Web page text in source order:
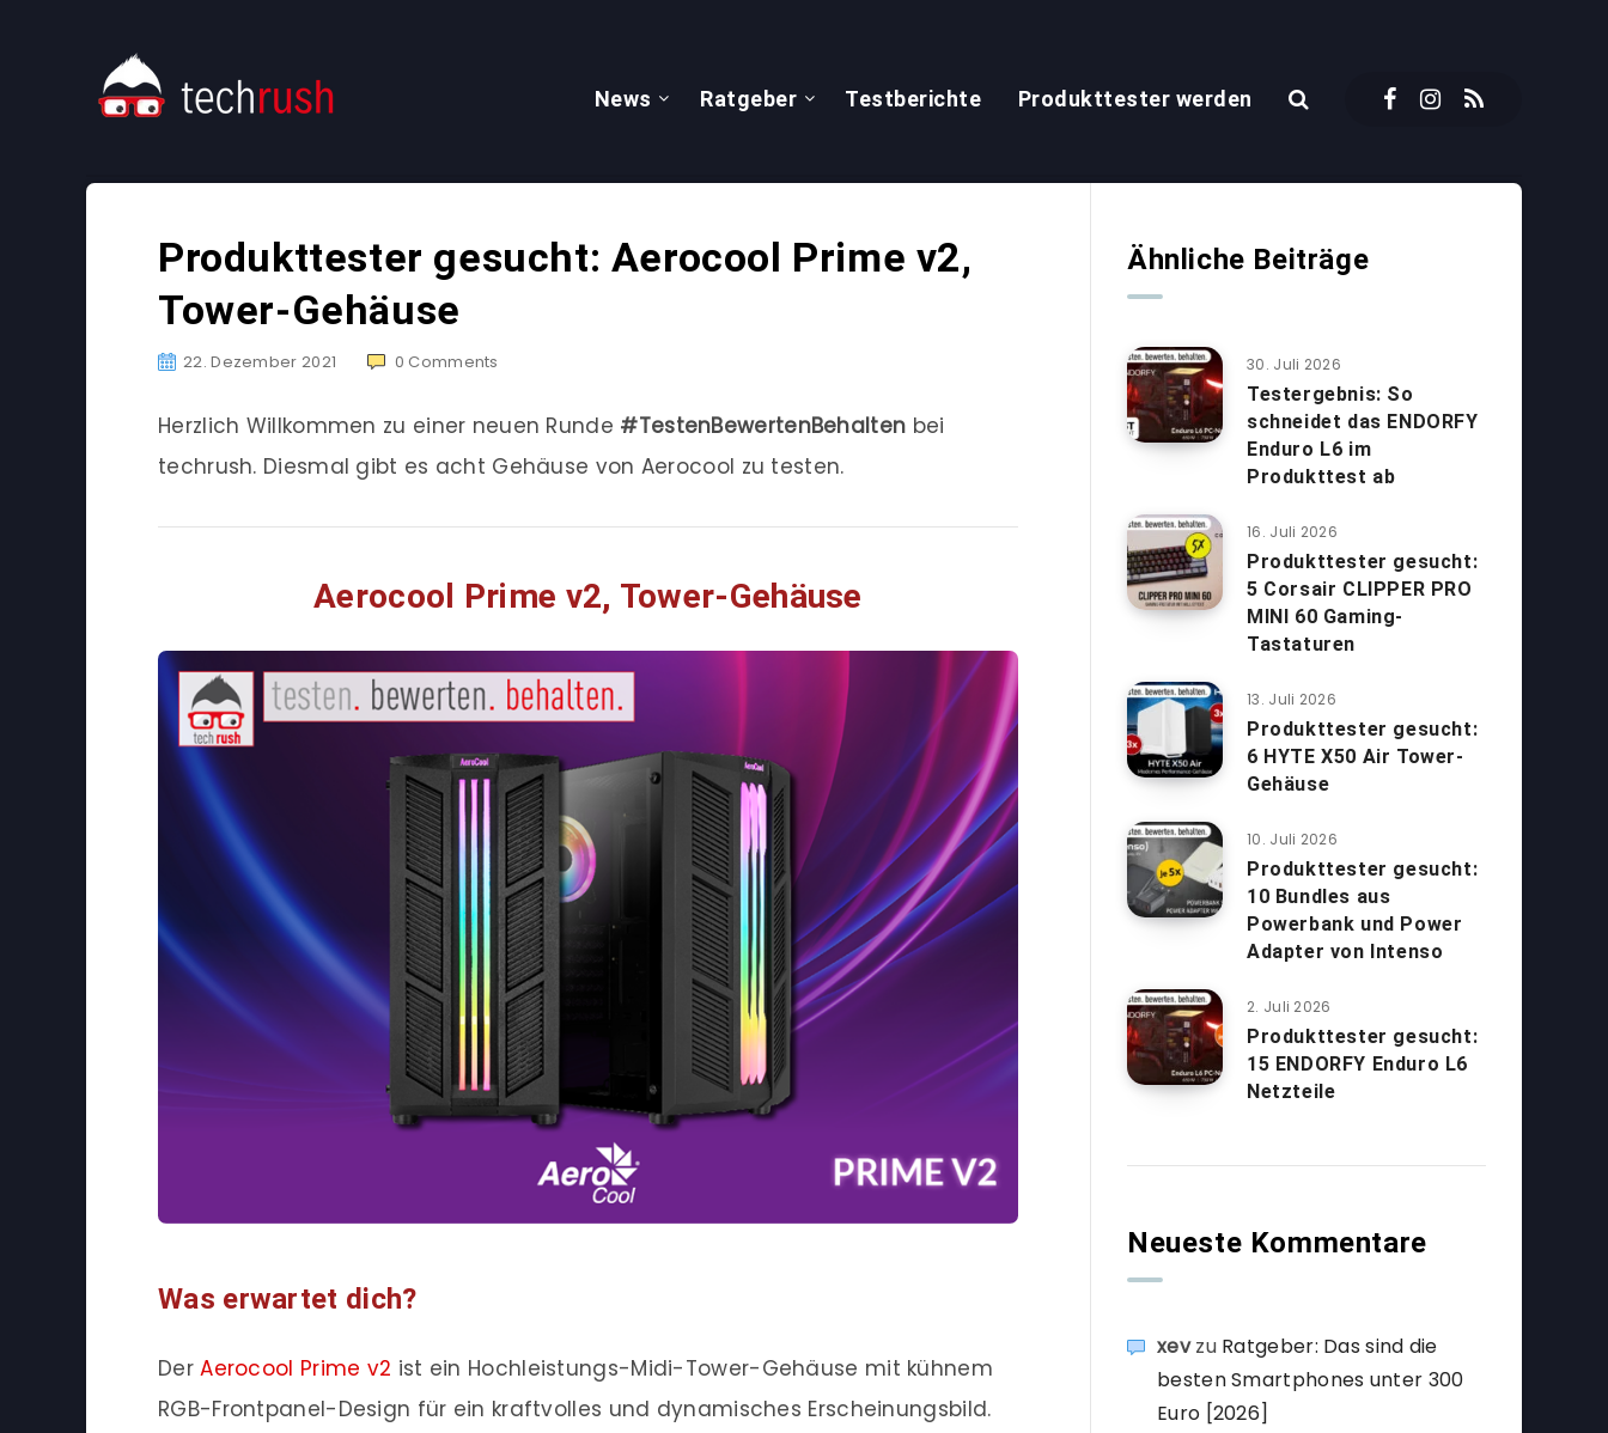
News Ratgeber Testberichte Produkttester werden
Produkttester gesucht: Aerocool Prime v2,
Tower-Gehäuse
22. Dezember 2021 0 Comments
Herzlich Willkommen zu einer neuen Runde #TestenBewertenBehalten bei
techrush. Diesmal gibt es acht Gehäuse von Aerocool zu testen.
Aerocool Prime v2, Tower-Gehäuse
Was erwartet dich?
DerAerocool Prime v2 ist ein Hochleistungs-Midi-Tower-Gehäuse mit kühnem
RGB-Frontpanel-Design für ein kraftvolles und dynamisches Erscheinungsbild.
Ähnliche Beiträge
30. Juli 2026
Testergebnis: So
schneidet das ENDORFY
Enduro L6 im
Produkttest ab
16. Juli 2026
Produkttester gesucht:
5 Corsair CLIPPER PRO
MINI 60 Gaming-
Tastaturen
13. Juli 2026
Produkttester gesucht:
6 HYTE X50 Air Tower-
Gehäuse
10. Juli 2026
Produkttester gesucht:
10 Bundles aus
Powerbank und Power
Adapter von Intenso
2. Juli 2026
Produkttester gesucht:
15 ENDORFY Enduro L6
Netzteile
Neueste Kommentare
xevzu Ratgeber: Das sind die
besten Smartphones unter 300
Euro [2026]